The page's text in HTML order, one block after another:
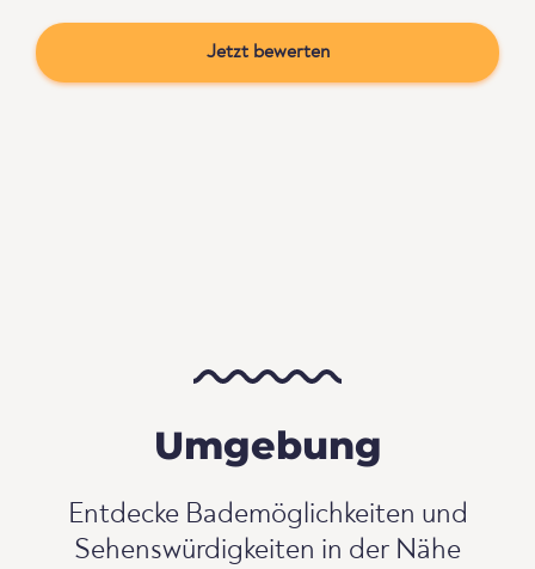
Jetzt bewerten
Umgebung
Entdecke Bademöglichkeiten und
Sehenswürdigkeiten in der Nähe